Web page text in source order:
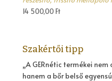
14 500,00 Ft
Szakértői tipp
„A GERnétic termékei
hanem a bőr belső